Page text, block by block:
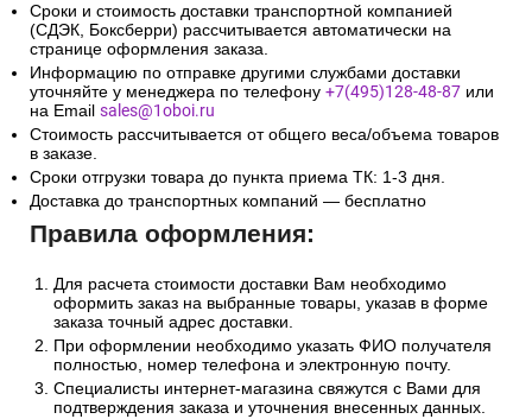
Сроки и стоимость доставки транспортной компанией
(СДЭК, Боксберри) рассчитывается автоматически на
странице оформления заказа.
Информацию по отправке другими службами доставки
уточняйте у менеджера по телефону +7(495)128-48-87 или
на Email sales@1oboi.ru
Стоимость рассчитывается от общего веса/объема товаров
в заказе.
Сроки отгрузки товара до пункта приема ТК: 1-3 дня.
Доставка до транспортных компаний — бесплатно
Правила оформления:
Для расчета стоимости доставки Вам необходимо
оформить заказ на выбранные товары, указав в форме
заказа точный адрес доставки.
При оформлении необходимо указать ФИО получателя
полностью, номер телефона и электронную почту.
Специалисты интернет-магазина свяжутся с Вами для
подтверждения заказа и уточнения внесенных данных.